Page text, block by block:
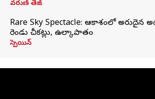
వరుణ్ తేజ్
Rare Sky Spectacle: ఆకాశంలో అరుదైన
రెండు చీకట్లు, ఉల్కాపాతం
స్పెయిన్